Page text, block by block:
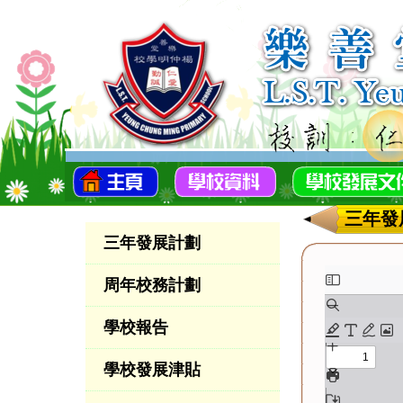
三年發展計劃
周年校務計劃
學校報告
學校發展津貼
三年發